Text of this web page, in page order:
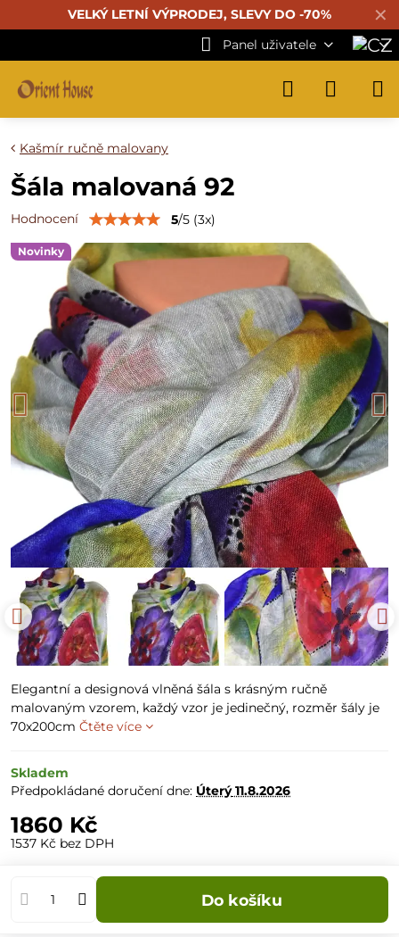
✕
VELKÝ LETNÍ VÝPRODEJ, SLEVY DO -70%
Panel uživatele
Novinky
Kašmír ručně malovany
Šála malovaná 92
Hodnocení 5/5 (3x)
Elegantní a designová vlněná šála s krásným ručně
malovaným vzorem, každý vzor je jedinečný, rozměr šály je
70x200cm Čtěte více
Skladem
Předpokládané doručení dne: Úterý11.8.2026
1860 Kč
1537 Kč bez DPH
Do košíku